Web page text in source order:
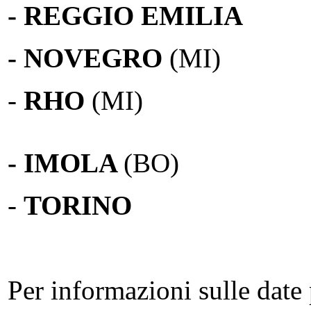
- REGGIO EMILIA
- NOVEGRO (MI)
- RHO (MI)
- IMOLA (BO)
- TORINO
Per informazioni sulle